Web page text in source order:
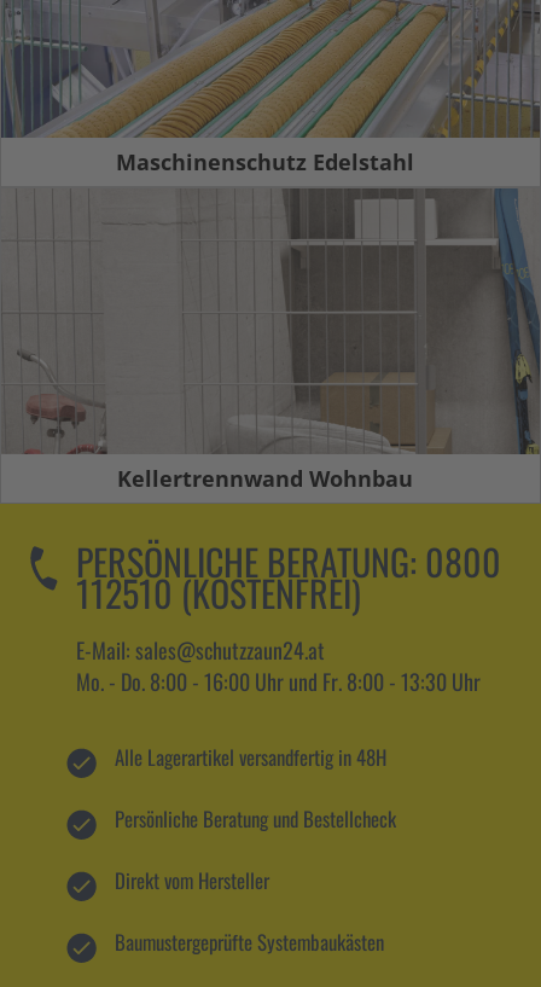
Maschinenschutz Edelstahl
Kellertrennwand Wohnbau
PERSÖNLICHE BERATUNG: 0800
112510 (KOSTENFREI)
E-Mail: sales@schutzzaun24.at
Mo. - Do. 8:00 - 16:00 Uhr und Fr. 8:00 - 13:30 Uhr
Alle Lagerartikel versandfertig in 48H
Persönliche Beratung und Bestellcheck
Direkt vom Hersteller
Baumustergeprüfte Systembaukästen